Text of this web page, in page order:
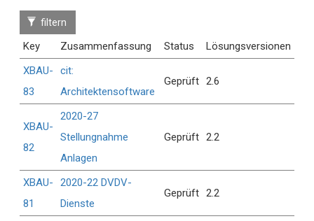
filtern
Key Zusammenfassung Status
Lösungsversionen
XBAU-
83
cit:
Architektensoftware
Geprüft 2.6
XBAU-
82
2020-27
Stellungnahme
Anlagen
Geprüft 2.2
XBAU-
81
2020-22 DVDV-
Dienste
Geprüft 2.2